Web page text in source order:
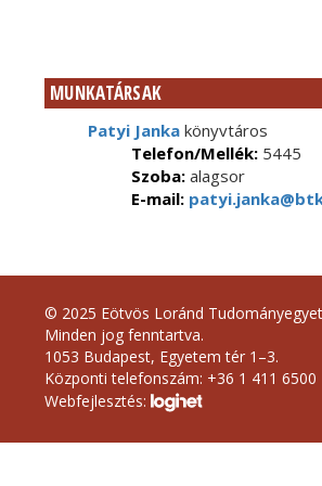
MUNKATÁRSAK
Patyi Janka könyvtáros
Telefon/Mellék: 5445
Szoba: alagsor
E-mail:
© 2025 Eötvös Loránd
Minden jog fenntartva.
1053 Budapest, Egyetem tér 1–3.
Központi telefonszám: +36 1 411 6500
Webfejlesztés: